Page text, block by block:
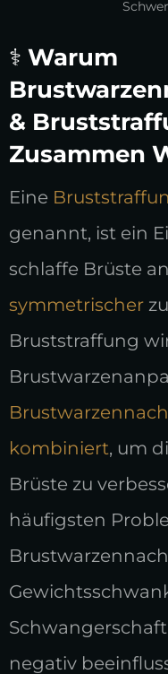
⚕️ Warum
&
Zusammen
Eine
genannt, ist ein
schlaffe Brüste
symmetrischer
Bruststraffung
kombiniert, um
Brüste zu
häufigsten
negativ